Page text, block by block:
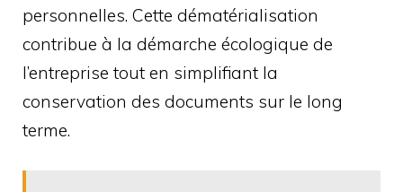
personnelles. Cette dématérialisation
contribue à la démarche écologique de
l’entreprise tout en simplifiant la
conservation des documents sur le long
terme.